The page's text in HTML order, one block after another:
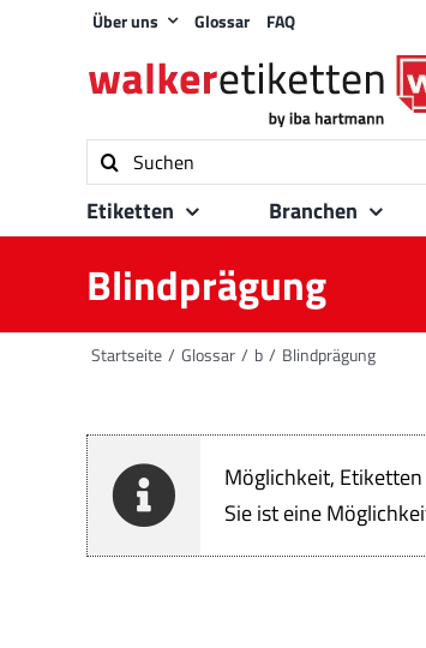
Über uns Glossar FAQ
Suche
nach:
Etiketten Branchen
Blindprägung
Startseite Glossar b Blindprägung
Möglichkeit,
Sie ist eine